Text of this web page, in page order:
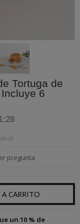
Tortuga de
6
pregunta
CARRITO
un 10 % de